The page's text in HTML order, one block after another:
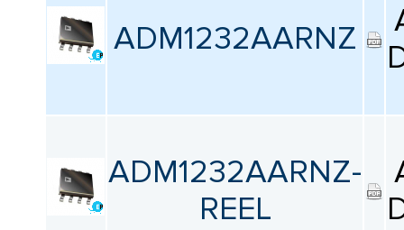
ADM1232AARNZ
ADM1232AARNZ-
REEL